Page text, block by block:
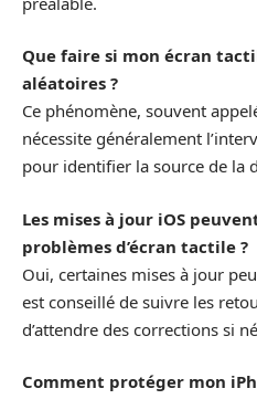
Que faire si mon écran
aléatoires ?
Ce phénomène, souvent
nécessite généralement
pour identifier la source de la
Les mises à jour iOS
problèmes d’écran tactile ?
Oui, certaines mises à jour
est conseillé de suivre les
d’attendre des corrections si
Comment protéger mon